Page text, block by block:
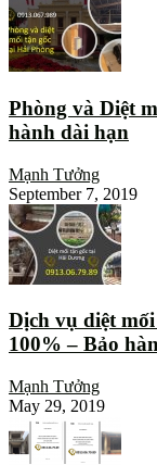
Phòng và Diệt
hành dài hạn
Mạnh Tưởng
September 7, 2019
Dịch vụ diệt
100% – Bảo
Mạnh Tưởng
May 29, 2019